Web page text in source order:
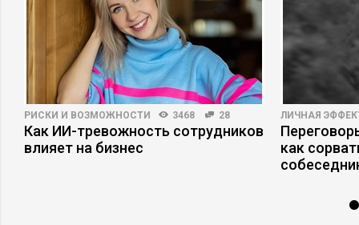
РИСКИ И ВОЗМОЖНОСТИ 3468 28
Как ИИ-тревожность сотрудников
влияет на бизнес
ЛИЧНАЯ
как